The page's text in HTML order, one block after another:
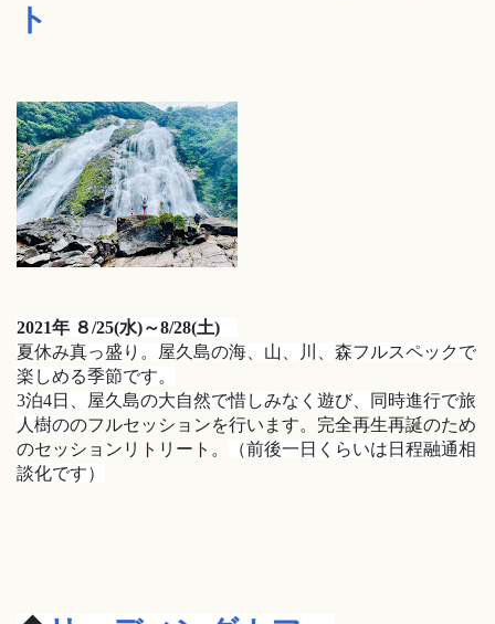
ト
2021年 ８/25(水)～8/28(土)
夏休み真っ盛り。屋久島の海、山、川、森フルスペックで
楽しめる季節です。
3泊4日、屋久島の大自然で惜しみなく遊び、同時進行で旅
人 樹ののフルセッションを行います。 完全再生再誕のため
のセッションリトリート。
（前後一日くらいは日程融通相
談化です）